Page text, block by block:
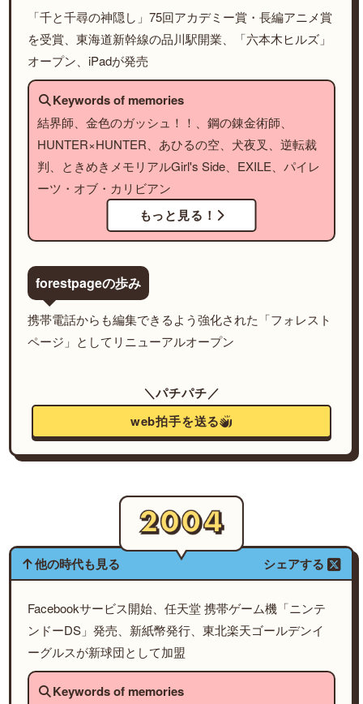
「千と千尋の神隠し」75回アカデミー賞・長編アニメ賞
を受賞、東海道新幹線の品川駅開業、「六本木ヒルズ」
オープン、iPadが発売
Keywords of memories
結界師、金色のガッシュ！！、鋼の錬金術師、
HUNTER×HUNTER、あひるの空、犬夜叉、逆転裁
判、ときめきメモリアルGirl's Side、EXILE、パイレ
ーツ・オブ・カリビアン
もっと見る！
forestpageの歩み
携帯電話からも編集できるよう強化された「フォレスト
ページ」としてリニューアルオープン
＼パチパチ／
web拍手を送る
他の時代も見る シェアする
Facebookサービス開始、任天堂 携帯ゲーム機「ニンテ
ンドーDS」発売、新紙幣発行、東北楽天ゴールデンイ
ーグルスが新球団として加盟
Keywords of memories